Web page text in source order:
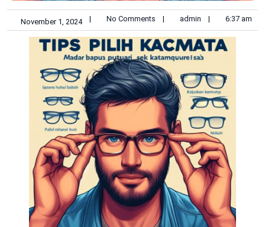
November 1, 2024 | No Comments | admin | 6:37 am